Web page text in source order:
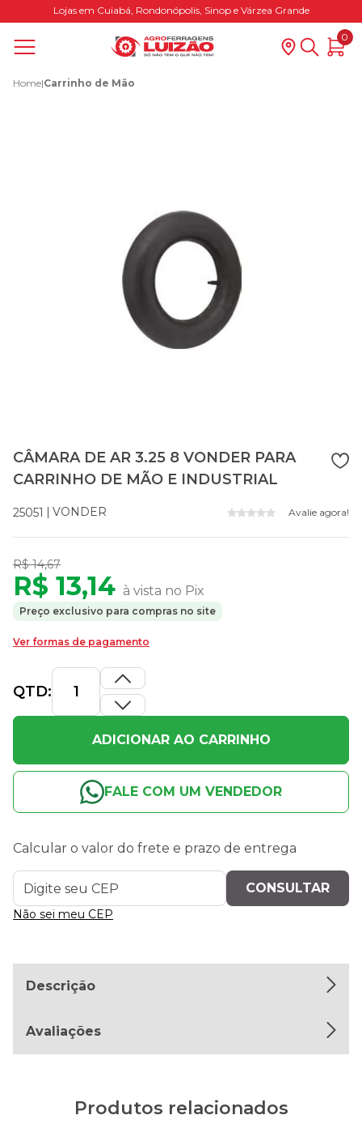
Lojas em Cuiabá, Rondonópolis, Sinop e Várzea Grande
0
Home|Carrinho de Mão
CÂMARA DE AR 3.25 8 VONDER PARA
CARRINHO DE MÃO E INDUSTRIAL
25051 VONDER Avalie agora!
R$ 14,67
R$ 13,14 à vista no Pix
Preço exclusivo para compras no site
Ver formas de pagamento
QTD:
ADICIONAR AO CARRINHO
FALE COM UM VENDEDOR
Calcular o valor do frete e prazo de entrega
Não sei meu CEP
Descrição
Avaliações
Produtos relacionados